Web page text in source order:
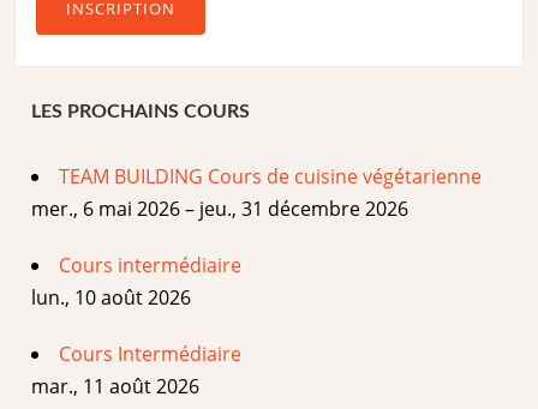
INSCRIPTION
LES PROCHAINS COURS
TEAM BUILDING Cours de cuisine végétarienne
mer., 6 mai 2026 – jeu., 31 décembre 2026
Cours intermédiaire
lun., 10 août 2026
Cours Intermédiaire
mar., 11 août 2026